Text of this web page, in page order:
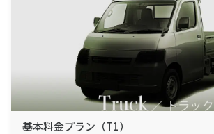
基本料金プラン（T1）